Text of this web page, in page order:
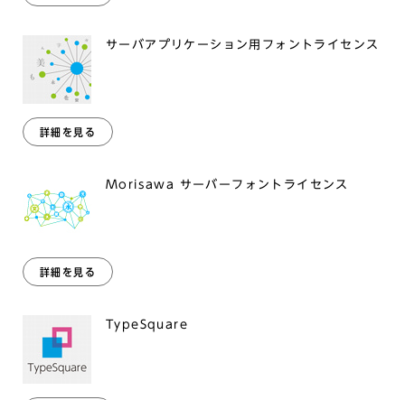
サーバアプリケーション用フォントライセンス
詳細を見る
Morisawa サーバーフォントライセンス
詳細を見る
TypeSquare